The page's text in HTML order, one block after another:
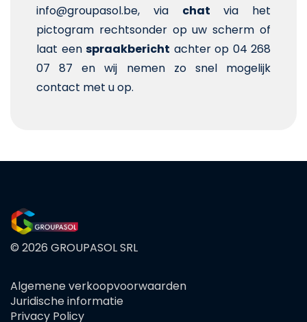
info@groupasol.be, via chat via het
pictogram rechtsonder op uw scherm of
laat een spraakbericht achter op 04 268
07 87 en wij nemen zo snel mogelijk
contact met u op.
© 2026 GROUPASOL SRL
FOOTER
MENU
Algemene verkoopvoorwaarden
Juridische informatie
Privacy Policy